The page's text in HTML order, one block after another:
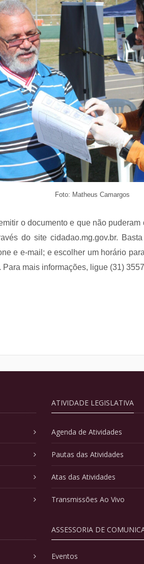
Foto: Matheus Camargos
o documento e que não
do site cidadao.mg.gov.br.
e e-mail; e escolher um horário
mais informações, ligue (31)
ATIVIDADE LEGISLATIVA
Agenda de Atividades
Pautas das Atividades
Atas das Atividades
Transmissões Ao Vivo
ASSESSORIA DE
Eventos